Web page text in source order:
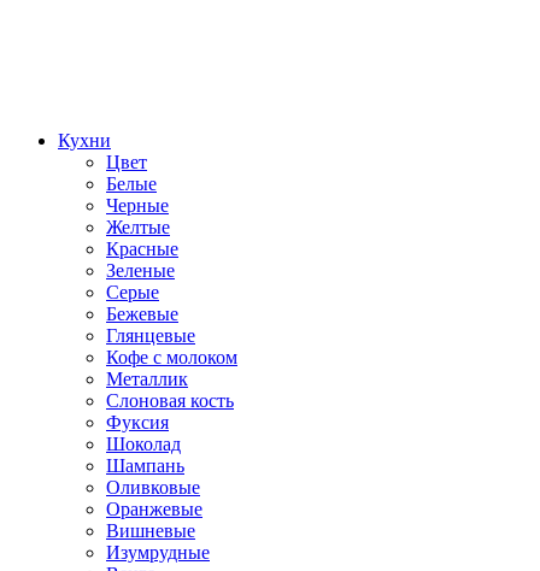
Кухни
Цвет
Белые
Черные
Желтые
Красные
Зеленые
Серые
Бежевые
Глянцевые
Кофе с молоком
Металлик
Слоновая кость
Фуксия
Шоколад
Шампань
Оливковые
Оранжевые
Вишневые
Изумрудные